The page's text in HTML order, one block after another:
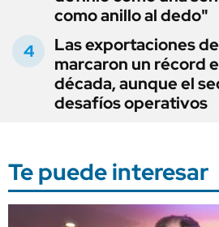
como anillo al dedo"
Las exportaciones
marcaron un récord
década, aunque el
desafíos operativos
Te puede interesar